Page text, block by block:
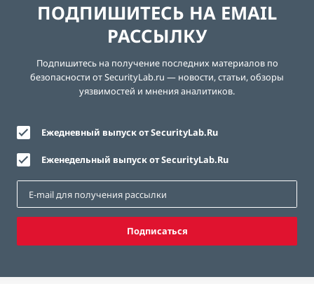
ПОДПИШИТЕСЬ НА EMAIL
РАССЫЛКУ
Подпишитесь на получение последних материалов по
безопасности от SecurityLab.ru — новости, статьи, обзоры
уязвимостей и мнения аналитиков.
Ежедневный выпуск от SecurityLab.Ru
Еженедельный выпуск от SecurityLab.Ru
Подписаться